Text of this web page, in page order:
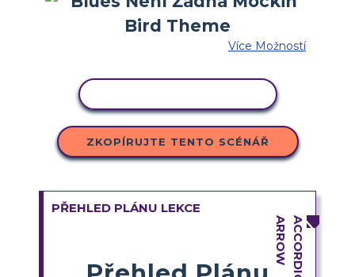
Více Možností
ZKOPÍRUJTE TENTO SCÉNÁŘ
PŘEHLED PLÁNU LEKCE